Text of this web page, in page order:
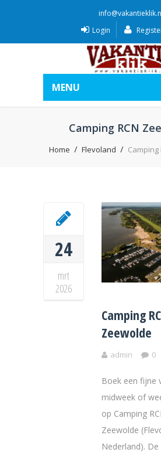
Login
MENU
Camping RCN
Home Flevoland Camping
24
mrt
2026
Camping
Zeewolde
admin 0
Boek een fijne
midweek of
op Camping
Zeewolde
Nederland).